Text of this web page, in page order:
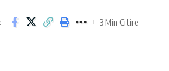
3 Min Citire